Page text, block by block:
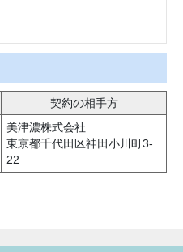
契約の相手方
美津濃株式会社
東京都千代田区神田小川町3-
22